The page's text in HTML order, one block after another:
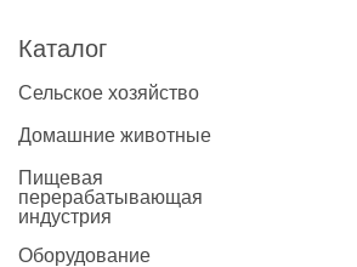
Каталог
Новости
Каталог
Сельское хозяйство
Домашние животные
Пищевая
перерабатывающая
индустрия
Оборудование